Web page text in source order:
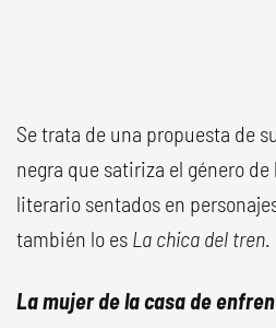
Se trata de una propuesta de
negra que satiriza el género
literario sentados en
también lo es La chica del tren.
La mujer de la casa de